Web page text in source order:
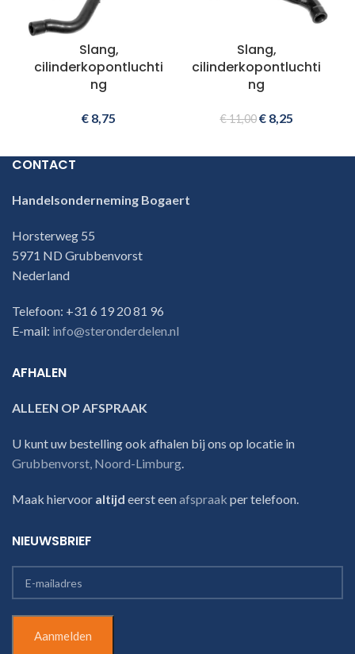
Slang,
cilinderkopontluchti
ng
€ 8,75
Slang,
cilinderkopontluchti
ng
€11,00 €8,25
CONTACT
Handelsonderneming Bogaert
Horsterweg 55
5971 ND Grubbenvorst
Nederland
Telefoon: +31 6 19 20 81 96
E-mail: info@steronderdelen.nl
AFHALEN
ALLEEN OP AFSPRAAK
U kunt uw bestelling ook afhalen bij ons op locatie in
Grubbenvorst, Noord-Limburg.
Maak hiervoor altijd eerst eenafspraak per telefoon.
NIEUWSBRIEF